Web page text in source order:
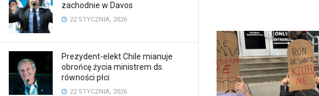
zachodnie w Davos
22 STYCZNIA, 2026
Prezydent-elekt Chile mianuje
obrońcę życia ministrem ds.
równości płci
22 STYCZNIA, 2026